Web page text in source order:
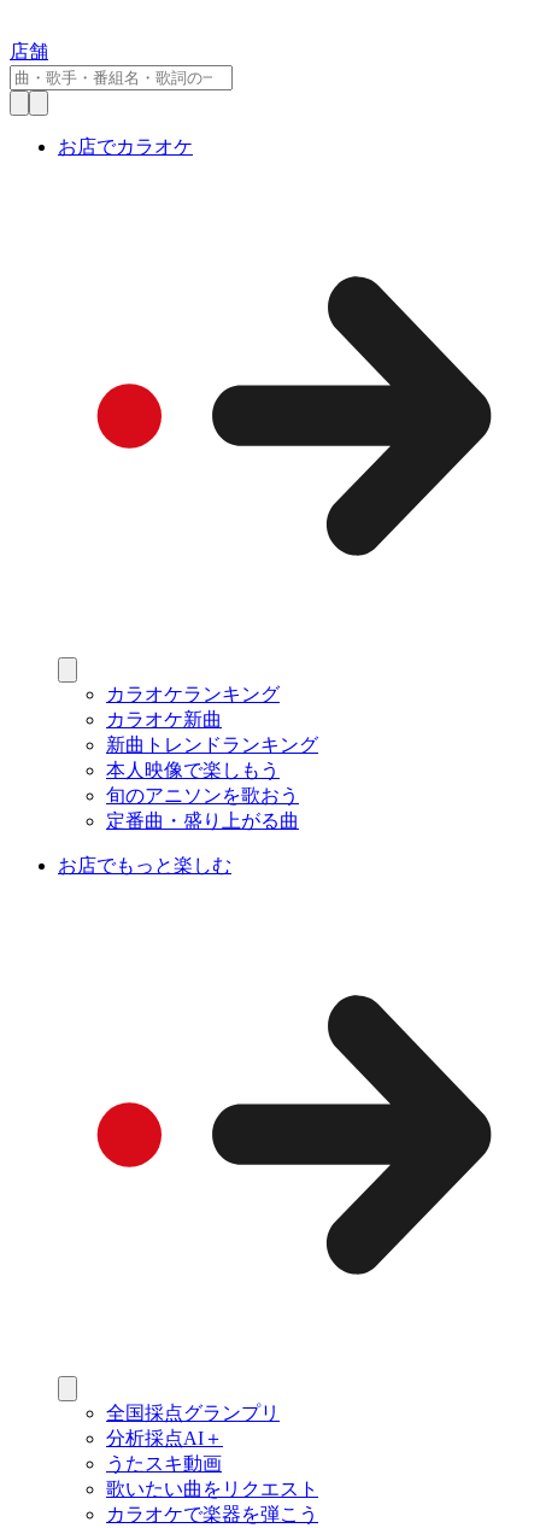
店舗
お店でカラオケ
カラオケランキング
カラオケ新曲
新曲トレンドランキング
本人映像で楽しもう
旬のアニソンを歌おう
定番曲・盛り上がる曲
お店でもっと楽しむ
全国採点グランプリ
分析採点AI＋
うたスキ動画
歌いたい曲をリクエスト
カラオケで楽器を弾こう